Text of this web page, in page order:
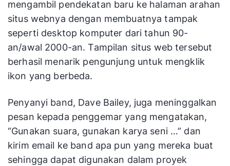
mengambil pendekatan baru ke halaman arahan
situs webnya dengan membuatnya tampak
seperti desktop komputer dari tahun 90-
an/awal 2000-an. Tampilan situs web tersebut
berhasil menarik pengunjung untuk mengklik
ikon yang berbeda.
Penyanyi band, Dave Bailey, juga meninggalkan
pesan kepada penggemar yang mengatakan,
“Gunakan suara, gunakan karya seni …” dan
kirim email ke band apa pun yang mereka buat
sehingga dapat digunakan dalam proyek